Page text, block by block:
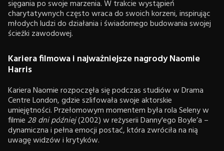
sięgania po swoje marzenia. W trakcie wystąpień
charytatywnych często wraca do swoich korzeni, inspirując
młodych ludzi do działania i świadomego budowania swojej
ścieżki zawodowej.
Kariera filmowa i najważniejsze nagrody Naomie
Harris
Kariera Naomie rozpoczęła się podczas studiów w Drama
Centre London, gdzie szlifowała swoje aktorskie
umiejętności. Przełomowym momentem była rola Seleny w
filmie28 dni później(2002) w reżyserii Danny'ego Boyle’a –
dynamiczna i pełna emocji postać, która zwróciła na nią
uwagę widzów i krytyków.